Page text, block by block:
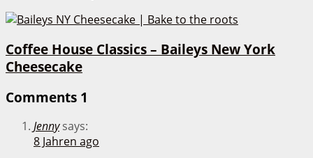
Coffee House Classics – Baileys New York
Cheesecake
Comments 1
Jenny says:
8 Jahren ago